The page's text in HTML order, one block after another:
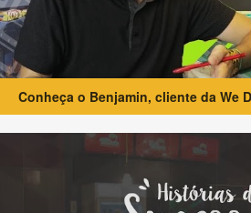
Conheça o Benjamin, cliente da We